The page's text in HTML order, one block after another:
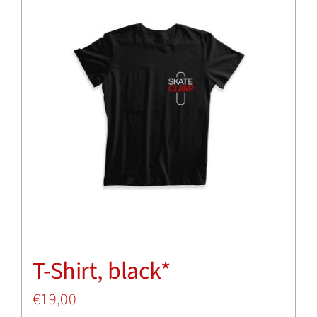
Shop
T-Shirt, black*
€19,00